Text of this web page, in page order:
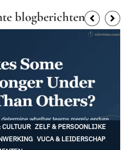
blogberichten
, ZELF & PERSOONLIJKE
, VUCA & LEIDERSCHAP,